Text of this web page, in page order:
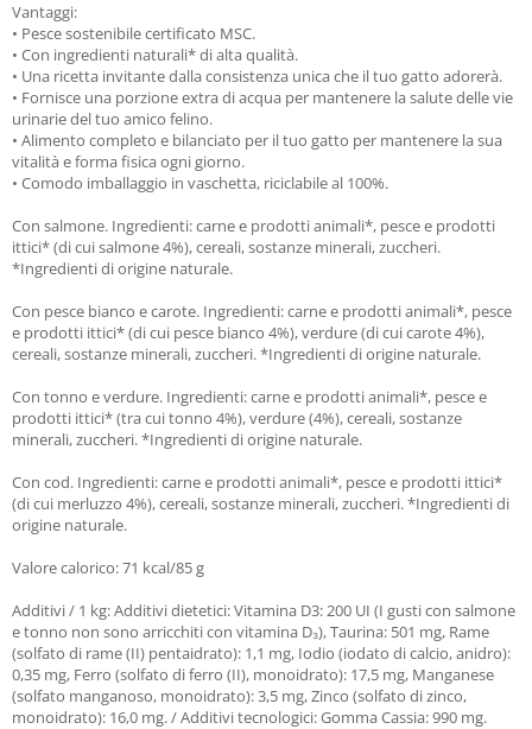
Vantaggi:
• Pesce sostenibile certificato MSC.
• Con ingredienti naturali* di alta qualità.
• Una ricetta invitante dalla consistenza unica che il tuo gatto adorerà.
• Fornisce una porzione extra di acqua per mantenere la salute delle vie
urinarie del tuo amico felino.
• Alimento completo e bilanciato per il tuo gatto per mantenere la sua
vitalità e forma fisica ogni giorno.
• Comodo imballaggio in vaschetta, riciclabile al 100%.
Con salmone. Ingredienti: carne e prodotti animali*, pesce e prodotti
ittici* (di cui salmone 4%), cereali, sostanze minerali, zuccheri.
*Ingredienti di origine naturale.
Con pesce bianco e carote. Ingredienti: carne e prodotti animali*, pesce
e prodotti ittici* (di cui pesce bianco 4%), verdure (di cui carote 4%),
cereali, sostanze minerali, zuccheri. *Ingredienti di origine naturale.
Con tonno e verdure. Ingredienti: carne e prodotti animali*, pesce e
prodotti ittici* (tra cui tonno 4%), verdure (4%), cereali, sostanze
minerali, zuccheri. *Ingredienti di origine naturale.
Con cod. Ingredienti: carne e prodotti animali*, pesce e prodotti ittici*
(di cui merluzzo 4%), cereali, sostanze minerali, zuccheri. *Ingredienti di
origine naturale.
Valore calorico: 71 kcal/85 g
Additivi / 1 kg: Additivi dietetici: Vitamina D3: 200 UI (I gusti con salmone
e tonno non sono arricchiti con vitamina D₃), Taurina: 501 mg, Rame
(solfato di rame (II) pentaidrato): 1,1 mg, Iodio (iodato di calcio, anidro):
0,35 mg, Ferro (solfato di ferro (II), monoidrato): 17,5 mg, Manganese
(solfato manganoso, monoidrato): 3,5 mg, Zinco (solfato di zinco,
monoidrato): 16,0 mg. / Additivi tecnologici: Gomma Cassia: 990 mg.